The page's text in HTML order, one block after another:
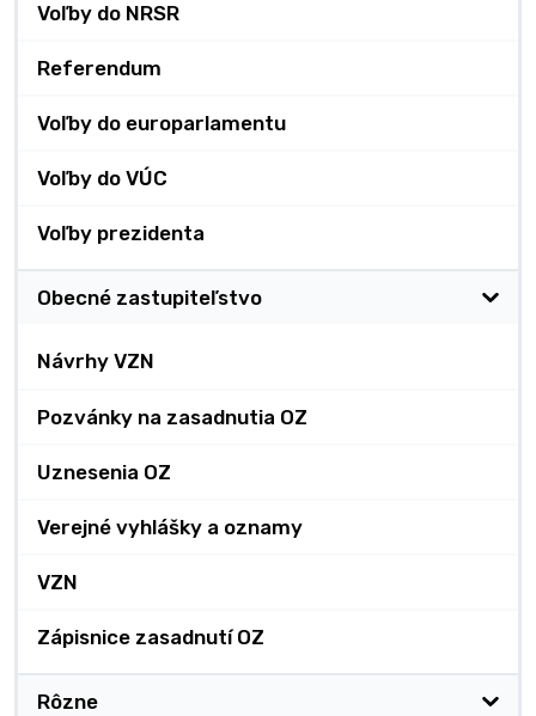
Voľby do NRSR
Referendum
Voľby do europarlamentu
Voľby do VÚC
Voľby prezidenta
Obecné zastupiteľstvo
Návrhy VZN
Pozvánky na zasadnutia OZ
Uznesenia OZ
Verejné vyhlášky a oznamy
VZN
Zápisnice zasadnutí OZ
Rôzne